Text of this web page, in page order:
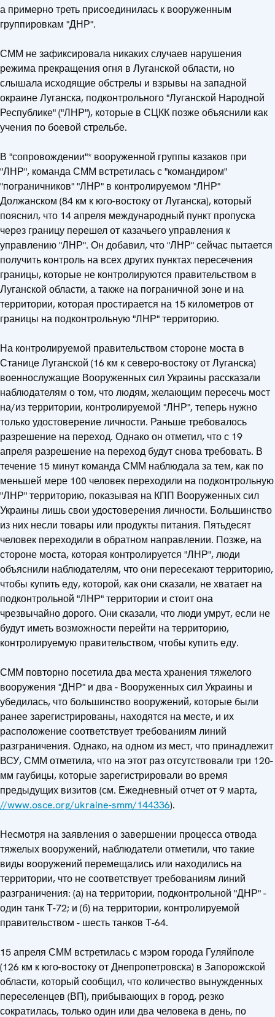
а примерно треть присоединилась к вооруженным
группировкам "ДНР".
СММ не зафиксировала никаких случаев нарушения
режима прекращения огня в Луганской области, но
слышала исходящие обстрелы и взрывы на западной
окраине Луганска, подконтрольного "Луганской Народной
Республике" ("ЛНР"), которые в СЦКК позже объяснили как
учения по боевой стрельбе.
В "сопровождении"* вооруженной группы казаков при
"ЛНР", команда СММ встретилась с "командиром"
"пограничников" "ЛНР" в контролируемом "ЛНР"
Должанском (84 км к юго-востоку от Луганска), который
пояснил, что 14 апреля международный пункт пропуска
через границу перешел от казачьего управления к
управлению "ЛНР". Он добавил, что "ЛНР" сейчас пытается
получить контроль на всех других пунктах пересечения
границы, которые не контролируются правительством в
Луганской области, а также на пограничной зоне и на
территории, которая простирается на 15 километров от
границы на подконтрольную "ЛНР" территорию.
На контролируемой правительством стороне моста в
Станице Луганской (16 км к северо-востоку от Луганска)
военнослужащие Вооруженных сил Украины рассказали
наблюдателям о том, что людям, желающим пересечь мост
на/из территории, контролируемой "ЛНР", теперь нужно
только удостоверение личности. Раньше требовалось
разрешение на переход. Однако он отметил, что с 19
апреля разрешение на переход будут снова требовать. В
течение 15 минут команда СММ наблюдала за тем, как по
меньшей мере 100 человек переходили на подконтрольную
"ЛНР" территорию, показывая на КПП Вооруженных сил
Украины лишь свои удостоверения личности. Большинство
из них несли товары или продукты питания. Пятьдесят
человек переходили в обратном направлении. Позже, на
стороне моста, которая контролируется "ЛНР", люди
объяснили наблюдателям, что они пересекают территорию,
чтобы купить еду, которой, как они сказали, не хватает на
подконтрольной "ЛНР" территории и стоит она
чрезвычайно дорого. Они сказали, что люди умрут, если не
будут иметь возможности перейти на территорию,
контролируемую правительством, чтобы купить еду.
СММ повторно посетила два места хранения тяжелого
вооружения "ДНР" и два - Вооруженных сил Украины и
убедилась, что большинство вооружений, которые были
ранее зарегистрированы, находятся на месте, и их
расположение соответствует требованиям линий
разграничения. Однако, на одном из мест, что принадлежит
ВСУ, СММ отметила, что на этот раз отсутствовали три 120-
мм гаубицы, которые зарегистрировали во время
предыдущих визитов (см. Ежедневный отчет от 9 марта,
//www.osce.org/ukraine-smm/144336).
Несмотря на заявления о завершении процесса отвода
тяжелых вооружений, наблюдатели отметили, что такие
виды вооружений перемещались или находились на
территории, что не соответствует требованиям линий
разграничения: (а) на территории, подконтрольной "ДНР" -
один танк Т-72; и (б) на территории, контролируемой
правительством - шесть танков Т-64.
15 апреля СММ встретилась с мэром города Гуляйполе
(126 км к юго-востоку от Днепропетровска) в Запорожской
области, который сообщил, что количество вынужденных
переселенцев (ВП), прибывающих в город, резко
сократилась, только один или два человека в день, по